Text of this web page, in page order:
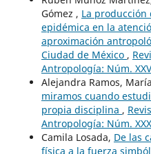
Gómez , La
epidémica en la
aproximación
Ciudad de México ,
Antropología: Núm.
Alejandra Ramos,
miramos cuando
propia disciplina ,
Antropología: Núm.
Camila Losada, De las
física a la fuerza